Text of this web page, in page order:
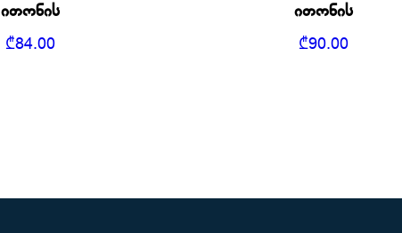
ითონის
₾84.00
ითონის
₾90.00